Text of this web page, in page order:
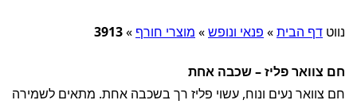
נווט דף הבית» פנאי ונופש» מוצרי חורף »
3913
חם צוואר פליז – שכבה אחת
חם צוואר נעים ונוח, עשוי פליז רך בשכבה אחת. מתאים לשמירה